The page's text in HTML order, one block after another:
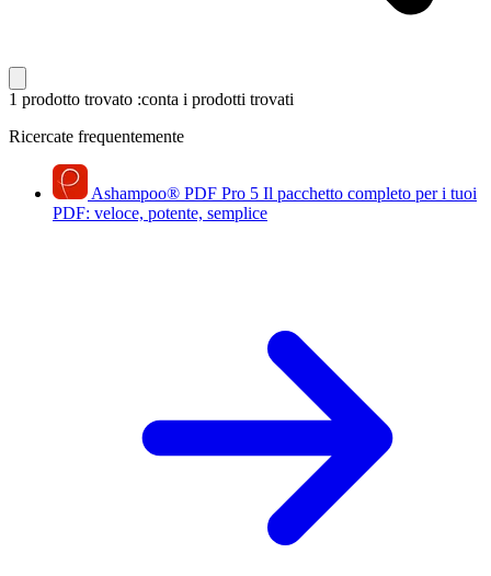
1 prodotto trovato :conta i prodotti trovati
Ricercate frequentemente
Ashampoo® PDF Pro 5 Il pacchetto completo per i tuoi
PDF: veloce, potente, semplice